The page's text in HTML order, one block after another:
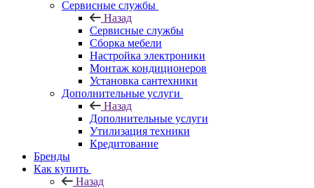
Сервисные службы
Назад
Сервисные службы
Сборка мебели
Настройка электроники
Монтаж кондиционеров
Установка сантехники
Дополнительные услуги
Назад
Дополнительные услуги
Утилизация техники
Кредитование
Бренды
Как купить
Назад